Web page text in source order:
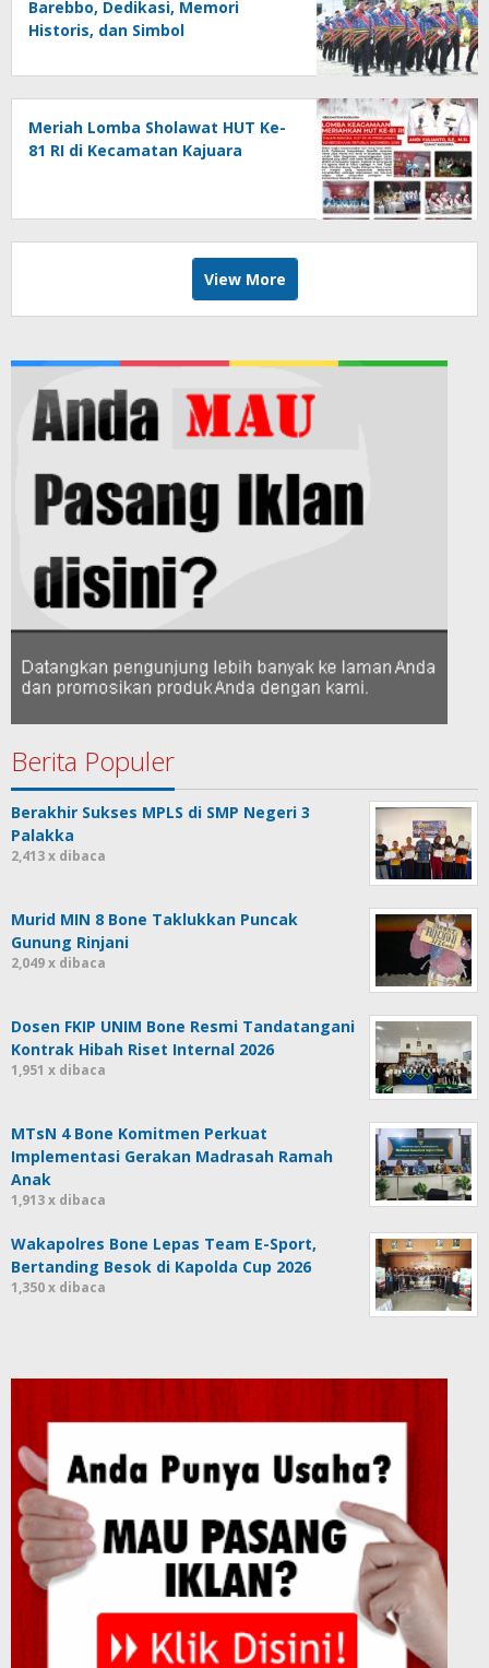
Barebbo, Dedikasi, Memori
Historis, dan Simbol
Meriah Lomba Sholawat HUT Ke-
81 RI di Kecamatan Kajuara
View More
Berita Populer
Berakhir Sukses MPLS di SMP Negeri 3
Palakka
2,413 x dibaca
Murid MIN 8 Bone Taklukkan Puncak
Gunung Rinjani
2,049 x dibaca
Dosen FKIP UNIM Bone Resmi Tandatangani
Kontrak Hibah Riset Internal 2026
1,951 x dibaca
MTsN 4 Bone Komitmen Perkuat
Implementasi Gerakan Madrasah Ramah
Anak
1,913 x dibaca
Wakapolres Bone Lepas Team E-Sport,
Bertanding Besok di Kapolda Cup 2026
1,350 x dibaca